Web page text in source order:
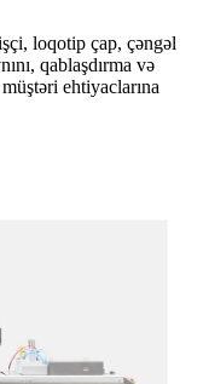
loqotip çap, çəngəl
qablaşdırma və
ehtiyaclarına